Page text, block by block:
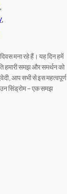
मना रहे हैं। यह दिन हमें
हमारी समझ और समर्थन को
आप सभी से इस महत्वपूर्ण
सिंड्रोम – एक समझ